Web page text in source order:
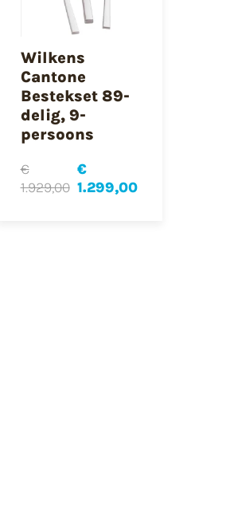
Wilkens
Cantone
Bestekset 89-
delig, 9-
persoons
€
1.929,00
€
1.299,00